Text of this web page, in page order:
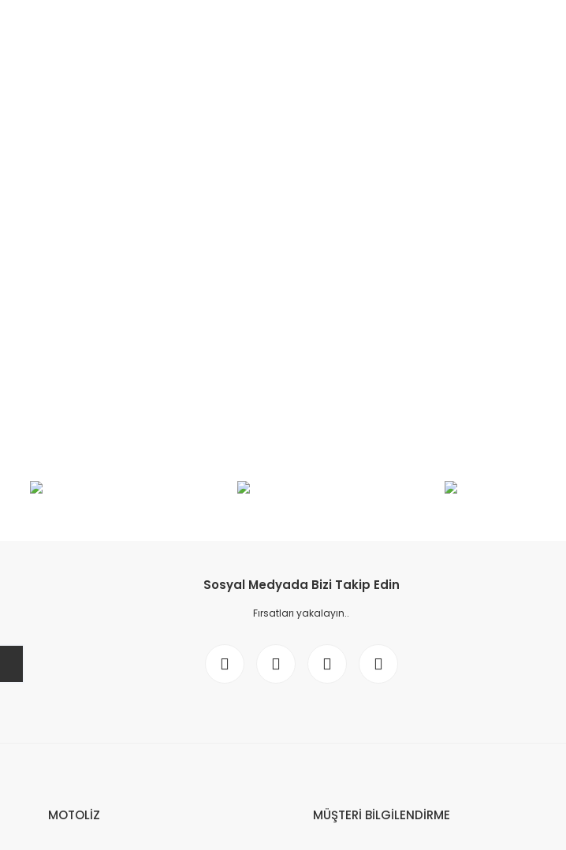
Sosyal Medyada Bizi Takip Edin
Fırsatları yakalayın..
MOTOLİZ MÜŞTERİ BİLGİLENDİRME